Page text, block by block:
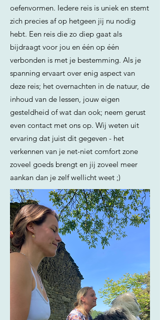
oefenvormen. Iedere reis is uniek en stemt
zich precies af op hetgeen jij nu nodig
hebt. Een reis die zo diep gaat als
bijdraagt voor jou en één op één
verbonden is met je bestemming. Als je
spanning ervaart over enig aspect van
deze reis; het overnachten in de natuur, de
inhoud van de lessen, jouw eigen
gesteldheid of wat dan ook; neem gerust
even contact met ons op. Wij weten uit
ervaring dat juist dit gegeven - het
verkennen van je net-niet comfort zone
zoveel goeds brengt en jij zoveel meer
aankan dan je zelf wellicht weet ;)